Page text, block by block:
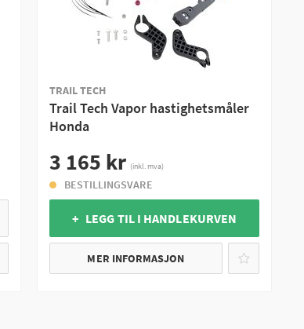
TRAIL TECH
Trail Tech Vapor hastighetsmåler
Honda
3 165 kr (inkl. mva)
BESTILLINGSVARE
+ LEGG TIL I HANDLEKURVEN
MER INFORMASJON